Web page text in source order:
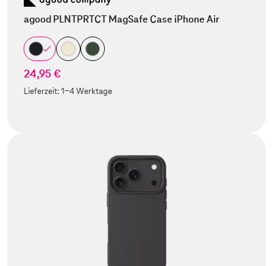
agood PLNTPRTCT MagSafe Case iPhone Air
24,95 €
Lieferzeit:1-4 Werktage